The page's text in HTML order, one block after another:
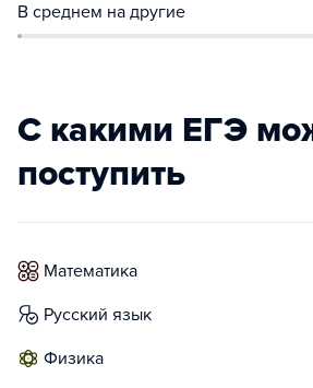
В среднем на другие
С какими ЕГЭ
поступить
математика
русский язык
физика